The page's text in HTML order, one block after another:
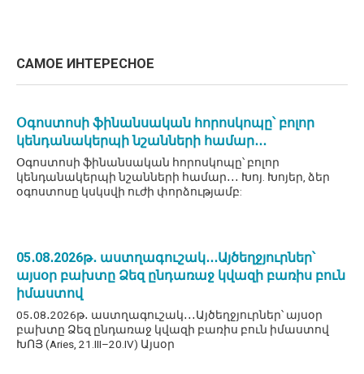
САМОЕ ИНТЕРЕСНОЕ
Օգոստոսի ֆինանսական հորոսկոպը՝ բոլոր
կենդանակերպի նշանների համար․․․
Օգոստոսի ֆինանսական հորոսկոպը՝ բոլոր
կենդանակերպի նշանների համար․․․ Խոյ. Խոյեր, ձեր
օգոստոսը կսկսվի ուժի փորձությամբ:
05․08․2026թ․ աստղագուշակ․․․Այծեղջյուրներ՝
այսօր բախտը Ձեզ ընդառաջ կվազի բառիս բուն
իմաստով
05․08․2026թ․ աստղագուշակ․․․Այծեղջյուրներ՝ այսօր
բախտը Ձեզ ընդառաջ կվազի բառիս բուն իմաստով
ԽՈՅ (Aries, 21.III–20.IV) Այսօր